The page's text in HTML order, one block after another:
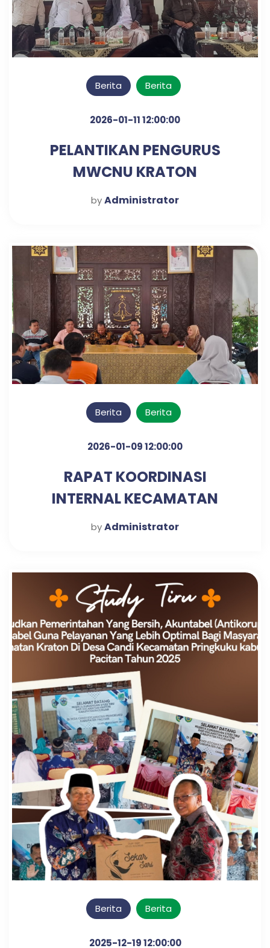
Berita Berita
2026-01-11 12:00:00
PELANTIKAN PENGURUS
MWCNU KRATON
byAdministrator
Berita Berita
2026-01-09 12:00:00
RAPAT KOORDINASI
INTERNAL KECAMATAN
KRATON UNTUK PENGUATAN
byAdministrator
Berita Berita
2025-12-19 12:00:00